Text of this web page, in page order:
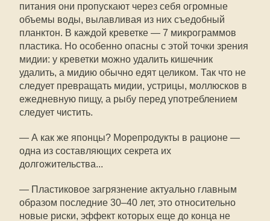
питания они пропускают через себя огромные
объемы воды, вылавливая из них съедобный
планктон. В каждой креветке — 7 микрограммов
пластика. Но особенно опасны с этой точки зрения
мидии: у креветки можно удалить кишечник
удалить, а мидию обычно едят целиком. Так что не
следует превращать мидии, устрицы, моллюсков в
ежедневную пищу, а рыбу перед употреблением
следует чистить.
— А как же японцы? Морепродукты в рационе —
одна из составляющих секрета их
долгожительства...
— Пластиковое загрязнение актуально главным
образом последние 30–40 лет, это относительно
новые риски, эффект которых еще до конца не